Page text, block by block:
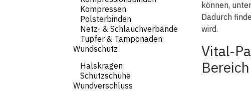
Kompressen
Polsterbinden
Netz- & Schlauchverbände
Tupfer & Tamponaden
Wundschutz
Halskragen
Schutzschuhe
Wundverschluss
können,
Dadurch
wird.
Vital-
Bereich